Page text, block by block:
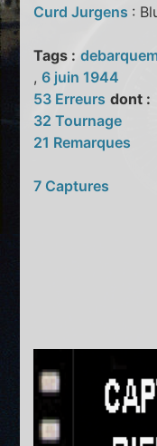
Curd Jurgens :
Tags :
,6 juin 1944
53 Erreurs dont :
32 Tournage
21 Remarques
7 Captures